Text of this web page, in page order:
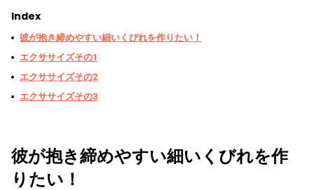
Index
彼が抱き締めやすい細いくびれを作りたい！
エクササイズその1
エクササイズその2
エクササイズその3
彼が抱き締めやすい細いくびれを作
りたい！